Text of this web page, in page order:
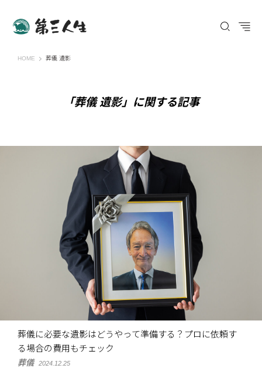
HOME 第三人生 〜寄り道の歩き方〜
葬儀 遺影
「葬儀 遺影」に関する記事
葬儀に必要な遺影はどうやって準備する？プロに依頼す
る場合の費用もチェック
葬儀 2024.12.25